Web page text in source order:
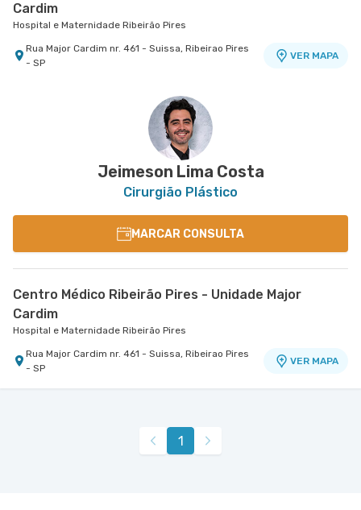
Cardim
Hospital e Maternidade Ribeirão Pires
Rua Major Cardim nr. 461 - Suissa, Ribeirao Pires
- SP
VER MAPA
Jeimeson Lima Costa
Cirurgião Plástico
MARCAR CONSULTA
Centro Médico Ribeirão Pires - Unidade Major
Cardim
Hospital e Maternidade Ribeirão Pires
Rua Major Cardim nr. 461 - Suissa, Ribeirao Pires
- SP
VER MAPA
1